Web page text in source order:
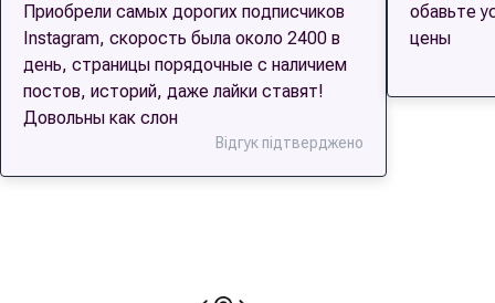
Приобрели самых дорогих подписчиков
Instagram, скорость была около 2400 в
день, страницы порядочные с наличием
постов, историй, даже лайки ставят!
Довольны как слон
Відгук підтверджено
обавьте
цены